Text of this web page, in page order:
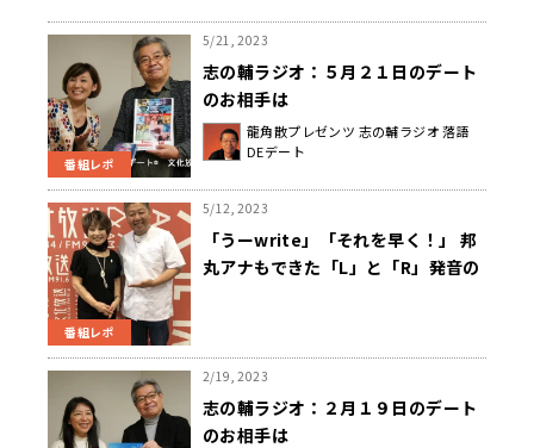
番組レポ
5/21, 2023
志の輔ラジオ：５月２１日のデート
のお相手は
龍角散プレゼンツ 志の輔ラジオ 落語
DEデート
番組レポ
5/12, 2023
「うーwrite」「それを早く！」 邦
丸アナもできた「L」と「R」発音の
2/19, 2023
志の輔ラジオ：２月１９日のデート
のお相手は